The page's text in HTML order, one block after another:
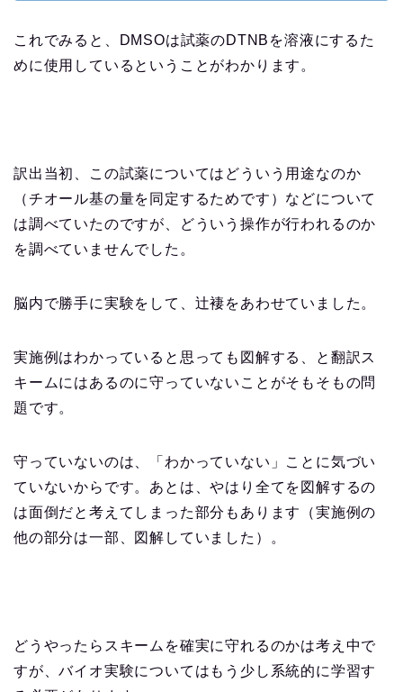
これでみると、DMSOは試薬のDTNBを溶液にするた
めに使用しているということがわかります。
訳出当初、この試薬についてはどういう用途なのか
（チオール基の量を同定するためです）などについて
は調べていたのですが、どういう操作が行われるのか
を調べていませんでした。
脳内で勝手に実験をして、辻褄をあわせていました。
実施例はわかっていると思っても図解する、と翻訳ス
キームにはあるのに守っていないことがそもそもの問
題です。
守っていないのは、「わかっていない」ことに気づい
ていないからです。あとは、やはり全てを図解するの
は面倒だと考えてしまった部分もあります（実施例の
他の部分は一部、図解していました）。
どうやったらスキームを確実に守れるのかは考え中で
すが、バイオ実験についてはもう少し系統的に学習す